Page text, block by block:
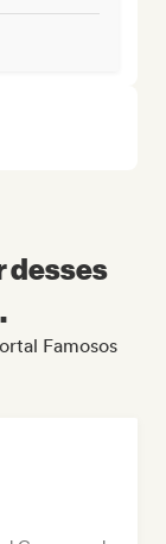
desses
Famosos